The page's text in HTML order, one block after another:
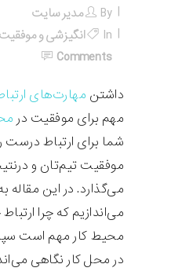
By
مدیر سایت
In
انگیزشی و موفقیت
Comments
داشتن مهارت‌های
مهم برای موفقیت در
شما برای ارتباط
موفقیت تیم‌تان و
می‌گذارد. در این مقاله
می‌اندازیم که چرا
در محل کار نگاهی